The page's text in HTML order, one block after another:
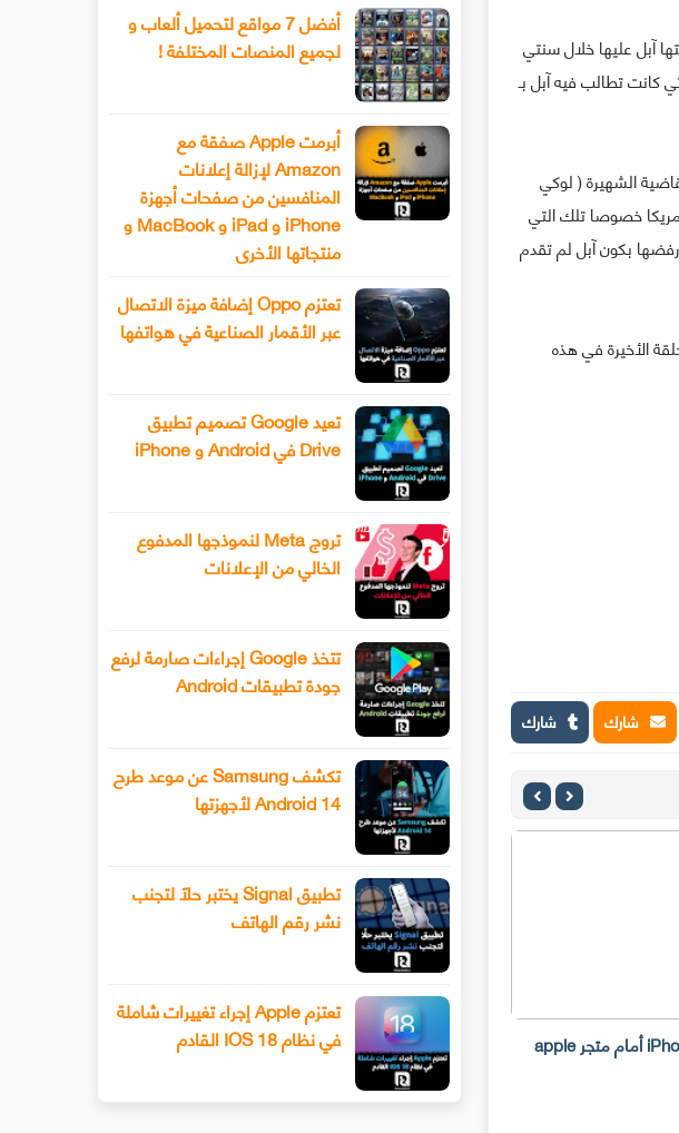
مترتبة على قضايا رفعتها آبل عليها خلال سنتي
إلى 120 مليون دولار في الوقت التي كانت تطالب فيه آبل بـ
الشهيرة ( لوكي
خصوصا تلك التي
بكون آبل لم تقدم
الأخيرة في هذه
شارك شارك
سرقة 300 جهازiPhone أمام متجر apple سيحصل هاتف Xiaomi 13 أخيرًا على عدسة
تليفوتوغرافي
أفضل 7 مواقع لتحميل ألعاب و
لجميع المنصات المختلفة !
أبرمت Apple صفقة مع
Amazon لإزالة إعلانات
المنافسين من صفحات أجهزة
iPhone و iPad و MacBook و
منتجاتها الأخرى
تعتزم Oppo إضافة ميزة الاتصال
عبر الأقمار الصناعية في هواتفها
تعيد Google تصميم تطبيق
Drive في Android و iPhone
تروج Meta لنموذجها المدفوع
الخالي من الإعلانات
تتخذ Google إجراءات صارمة لرفع
جودة تطبيقات Android
تكشف Samsung عن موعد طرح
Android 14 لأجهزتها
تطبيق Signal يختبر حلًا لتجنب
نشر رقم الهاتف
تعتزم Apple إجراء تغييرات شاملة
في نظام IOS 18 القادم